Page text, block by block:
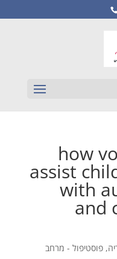
how
assist
with
and
, פוסטיפול - מרחב